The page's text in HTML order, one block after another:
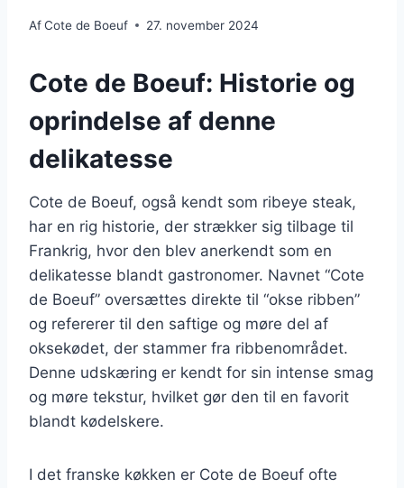
AfCote de Boeuf 27. november 2024
Cote de Boeuf: Historie og
oprindelse af denne
delikatesse
Cote de Boeuf, også kendt som ribeye steak,
har en rig historie, der strækker sig tilbage til
Frankrig, hvor den blev anerkendt som en
delikatesse blandt gastronomer. Navnet “Cote
de Boeuf” oversættes direkte til “okse ribben”
og refererer til den saftige og møre del af
oksekødet, der stammer fra ribbenområdet.
Denne udskæring er kendt for sin intense smag
og møre tekstur, hvilket gør den til en favorit
blandt kødelskere.
I det franske køkken er Cote de Boeuf ofte